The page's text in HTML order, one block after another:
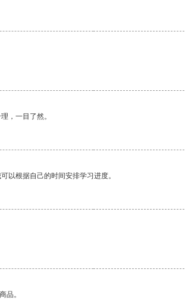
，一目了然。
以根据自己的时间安排学习进度。
品。